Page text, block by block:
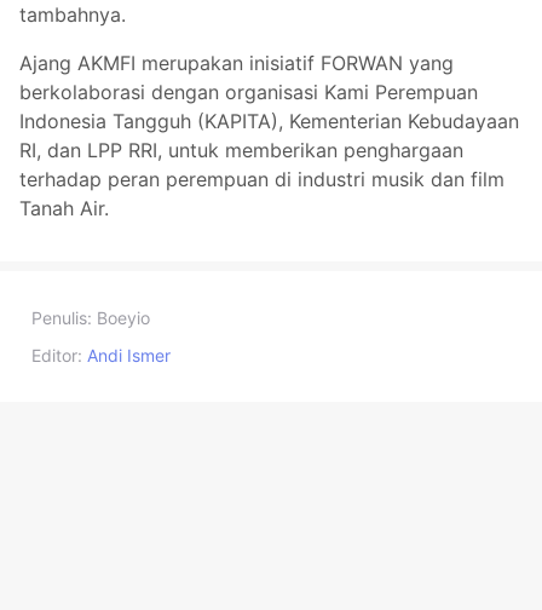
tambahnya.
Ajang AKMFI merupakan inisiatif FORWAN yang
berkolaborasi dengan organisasi Kami Perempuan
Indonesia Tangguh (KAPITA), Kementerian Kebudayaan
RI, dan LPP RRI, untuk memberikan penghargaan
terhadap peran perempuan di industri musik dan film
Tanah Air.
Penulis: Boeyio
Editor: Andi Ismer